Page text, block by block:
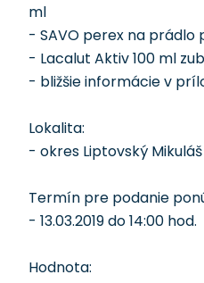
ml
- SAVO perex na prádlo
- Lacalut Aktiv 100 ml
- bližšie informácie v
Lokalita:
- okres Liptovský Mikuláš
Termín pre podanie
- 13.03.2019 do 14:00 hod.
Hodnota: